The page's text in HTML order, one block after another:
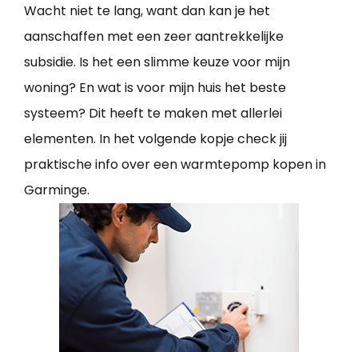
Wacht niet te lang, want dan kan je het
aanschaffen met een zeer aantrekkelijke
subsidie. Is het een slimme keuze voor mijn
woning? En wat is voor mijn huis het beste
systeem? Dit heeft te maken met allerlei
elementen. In het volgende kopje check jij
praktische info over een warmtepomp kopen in
Garminge.